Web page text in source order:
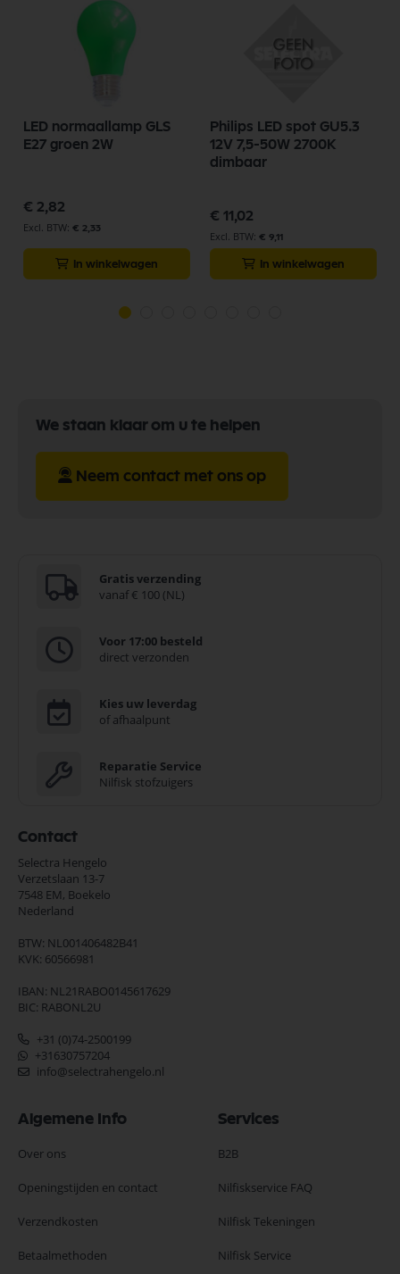
LED normaallamp GLS
E27 groen 2W
€ 2,82
€ 2,33
In winkelwagen
Philips LED spot GU5.3
12V 7,5-50W 2700K
dimbaar
€ 11,02
€ 9,11
In winkelwagen
We staan klaar om u te helpen
Neem contact met ons op
Gratis verzending
vanaf € 100 (NL)
Voor 17:00 besteld
direct verzonden
Kies uw leverdag
of afhaalpunt
Reparatie Service
Nilfisk stofzuigers
Contact
Selectra Hengelo
Verzetslaan 13-7
7548 EM, Boekelo
Nederland
BTW: NL001406482B41
KVK: 60566981
IBAN: NL21RABO0145617629
BIC: RABONL2U
+31 (0)74-2500199
+31630757204
info@selectrahengelo.nl
Algemene Info
Over ons
Openingstijden en contact
Verzendkosten
Betaalmethoden
Services
B2B
Nilfiskservice FAQ
Nilfisk Tekeningen
Nilfisk Service